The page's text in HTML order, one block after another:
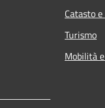
Catasto
Turismo
Mobilità